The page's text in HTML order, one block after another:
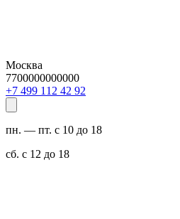
Москва
7700000000000
29 24 211 994 7+
пн. — пт. с 10 до 18
сб. с 12 до 18